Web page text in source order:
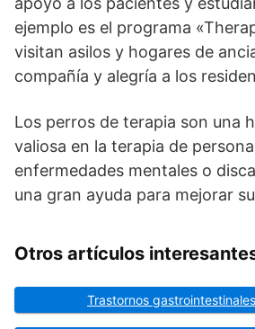
ejemplo es el programa
visitan asilos y hogares de
compañía y alegría a los
Los perros de terapia son una
valiosa en la terapia de
enfermedades mentales o
una gran ayuda para mejorar
Otros artículos
Trastornos